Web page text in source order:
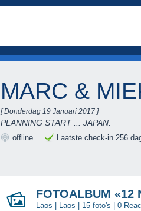
MARC &
[ Donderdag 19 Januari 2017 ]
PLANNING START ... JAPAN.
offline Laatste check-in 256
FOTOALBUM «12
Laos Laos | 15 foto's | 0